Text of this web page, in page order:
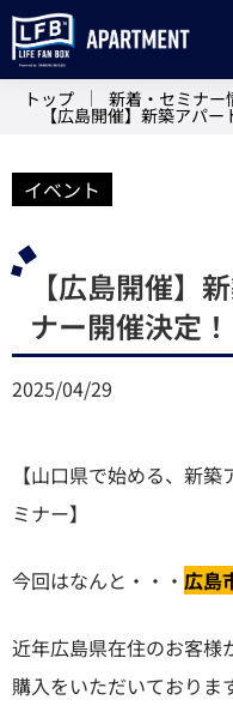
トップ 新着・セミナー
【広島開催】新築アパー
イベント
【広島開催】
ナー開催決定！
2025/04/29
【山口県で始める、新
ミナー】
今回はなんと・・・ 広島
近年広島県在住のお客様
購入をいただいておりま